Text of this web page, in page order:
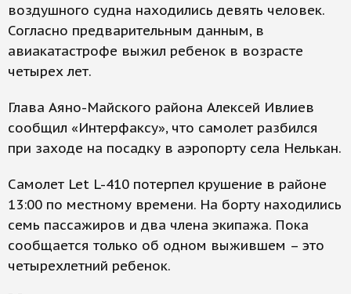
воздушного судна находились девять человек.
Согласно предварительным данным, в
авиакатастрофе выжил ребенок в возрасте
четырех лет.
Глава Аяно-Майского района Алексей Ивлиев
сообщил «Интерфаксу», что самолет разбился
при заходе на посадку в аэропорту села Нелькан.
Самолет Let L-410 потерпел крушение в районе
13:00 по местному времени. На борту находились
семь пассажиров и два члена экипажа. Пока
сообщается только об одном выжившем – это
четырехлетний ребенок.